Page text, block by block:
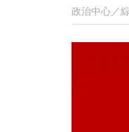
政治中心／